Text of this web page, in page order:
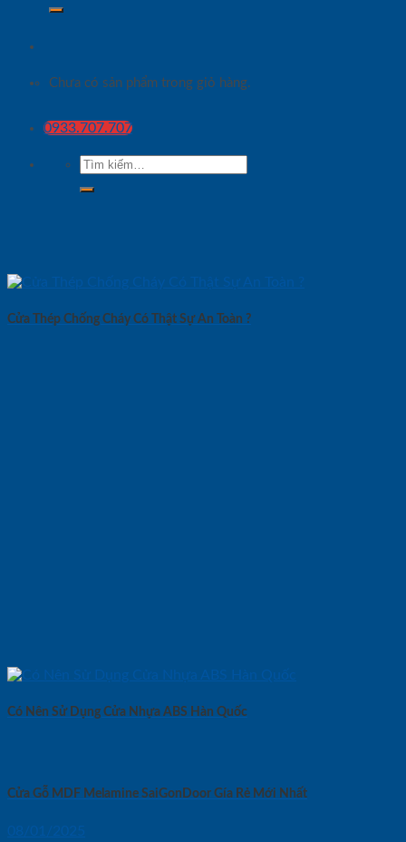
Chưa có sản phẩm trong giỏ hàng.
0933.707.707
Tìm
kiếm:
Cửa Thép Chống Cháy Có Thật Sự An Toàn ?
Có Nên Sử Dụng Cửa Nhựa ABS Hàn Quốc
Cửa Gỗ MDF Melamine SaiGonDoor Gía Rẻ Mới Nhất
08/01/2025